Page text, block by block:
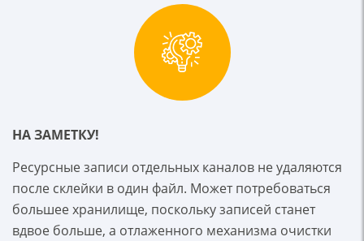
НА ЗАМЕТКУ!
Ресурсные записи отдельных каналов не удаляются
после склейки в один файл. Может потребоваться
большее хранилище, поскольку записей станет
вдвое больше, а отлаженного механизма очистки